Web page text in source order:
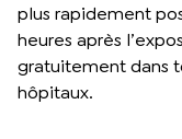
plus rapidement
heures après
gratuitement dans
hôpitaux.